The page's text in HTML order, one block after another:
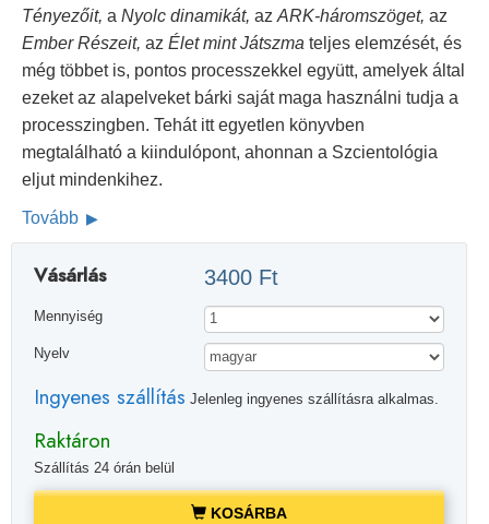
Tényezőit, a Nyolc dinamikát, az ARK-háromszöget, az
Ember Részeit, az Élet mint Játszma teljes elemzését, és
még többet is, pontos processzekkel együtt, amelyek által
ezeket az alapelveket bárki saját maga használni tudja a
processzingben. Tehát itt egyetlen könyvben
megtalálható a kiindulópont, ahonnan a Szcientológia
eljut mindenkihez.
Tovább
Vásárlás 3400 Ft
Mennyiség
Nyelv
Ingyenes szállítás Jelenleg ingyenes szállításra alkalmas.
Raktáron
Szállítás 24 órán belül
KOSÁRBA